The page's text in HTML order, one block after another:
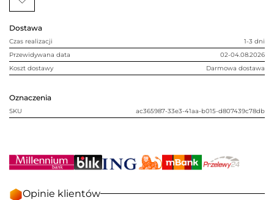
Dostawa
Czas realizacji
1-3 dni
Przewidywana data
02-04.08.2026
Koszt dostawy
Darmowa dostawa
Oznaczenia
SKU ac365987-33e3-41aa-b015-d807439c78db
CZARNA
Opinie klientów